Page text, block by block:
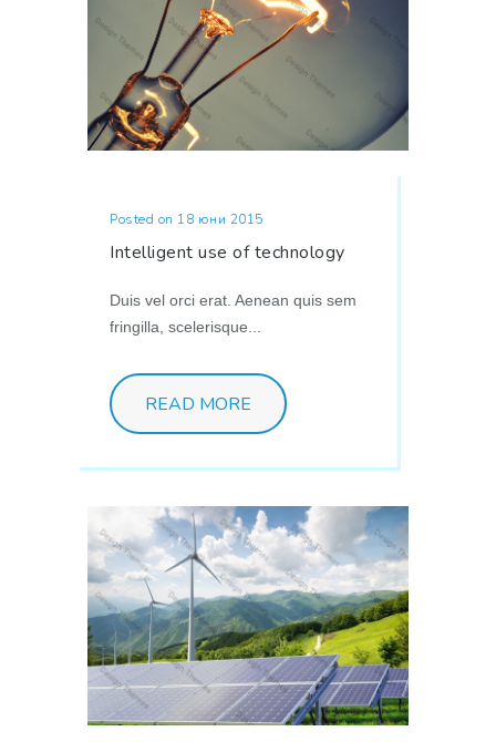
Posted on 18 юни 2015
Intelligent use of technology
Duis vel orci erat. Aenean quis sem
fringilla, scelerisque...
READ MORE